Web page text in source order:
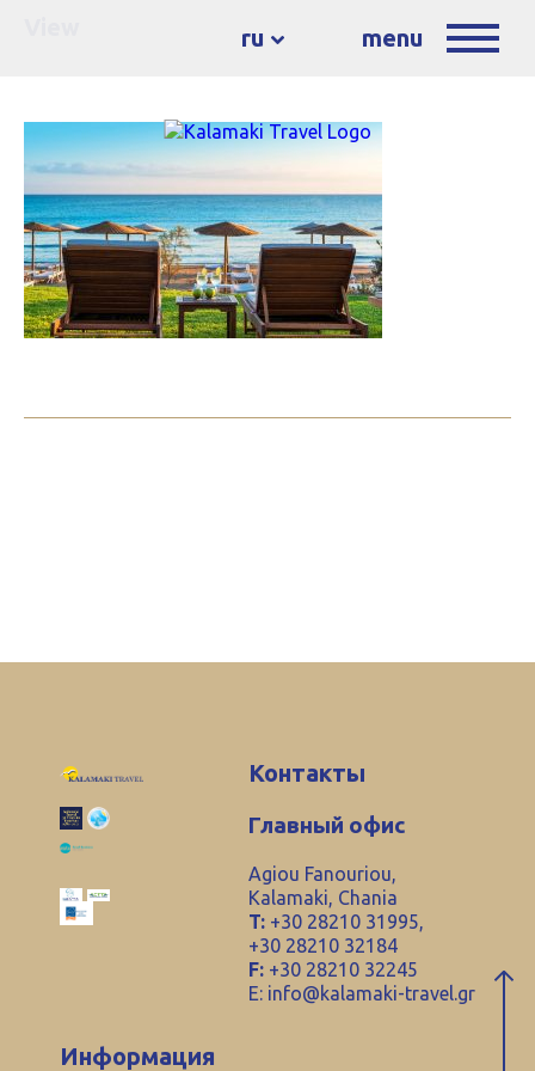
ru menu
Контакты
Главный офис
Agiou Fanouriou,
Kalamaki, Chania
T: +30 28210 31995,
+30 28210 32184
F: +30 28210 32245
E: info@kalamaki-travel.gr
Информация